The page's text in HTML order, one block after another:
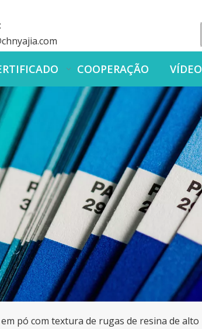
COOPERAÇÃO VÍDEO
pó com textura de rugas de resina de